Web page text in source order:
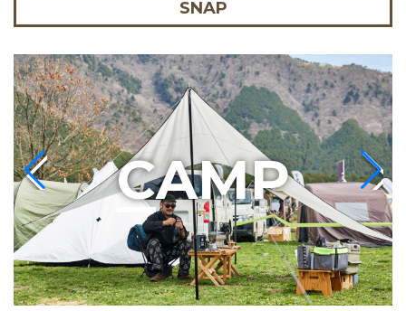
SNAP
CAMP